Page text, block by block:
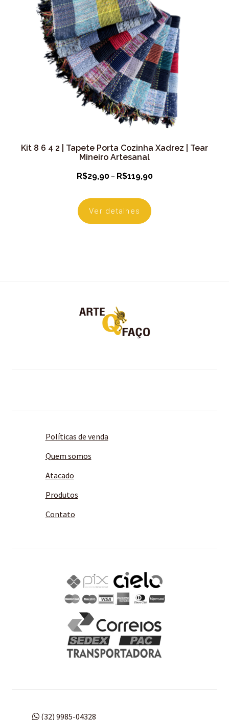
Kit 8 6 4 2 | Tapete Porta Cozinha Xadrez | Tear
Mineiro Artesanal
R$29,90– R$119,90Faixa
Ver detalhes
Políticas de venda
Quem somos
Atacado
Produtos
Contato
(32) 9985-04328